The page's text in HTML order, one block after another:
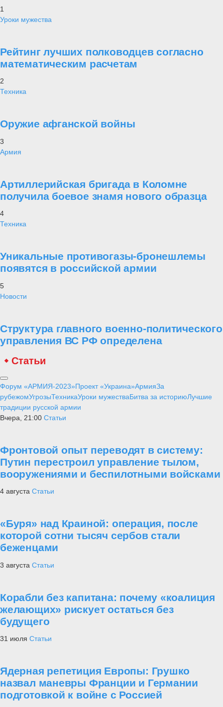
1
Уроки мужества
Рейтинг лучших полководцев согласно
математическим расчетам
2
Техника
Оружие афганской войны
3
Армия
Артиллерийская бригада в Коломне
получила боевое знамя нового образца
4
Техника
Уникальные противогазы-бронешлемы
появятся в российской армии
5
Новости
Структура главного военно-политического
управления ВС РФ определена
Статьи
Форум «АРМИЯ-2023»Проект «Украина»АрмияЗа
рубежомУгрозыТехникаУроки мужестваБитва за историюЛучшие
традиции русской армии
Вчера, 21:00 Статьи
Фронтовой опыт переводят в систему:
Путин перестроил управление тылом,
вооружениями и беспилотными войсками
4 августа Статьи
«Буря» над Краиной: операция, после
которой сотни тысяч сербов стали
беженцами
3 августа Статьи
Корабли без капитана: почему «коалиция
желающих» рискует остаться без
будущего
31 июля Статьи
Ядерная репетиция Европы: Грушко
назвал маневры Франции и Германии
подготовкой к войне с Россией